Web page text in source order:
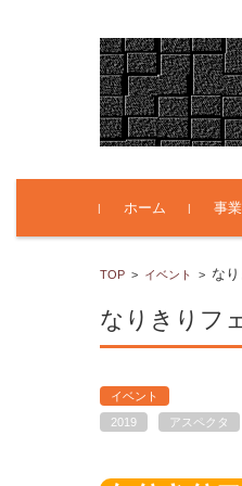
コンテンツに移動
ホーム
事
TOP > イベント > な
なりきりフ
イベント
2019
アスペクタ